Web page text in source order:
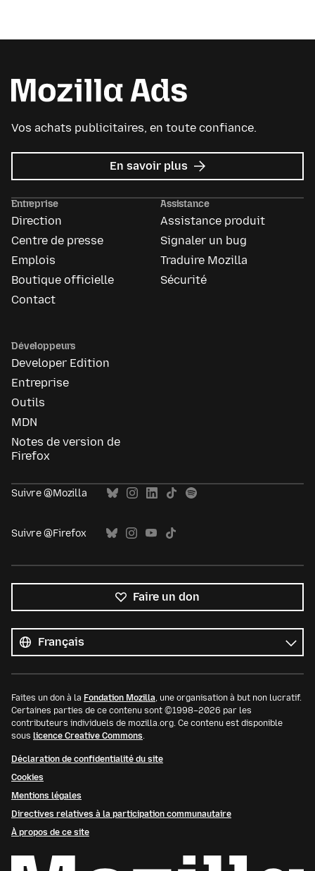
Vos achats publicitaires, en toute confiance.
En savoir plus sur
Mozilla
Entreprise
Direction
Centre de presse
Emplois
Boutique officielle
Contact
Assistance
Assistance produit
Signaler un bug
Traduire Mozilla
Sécurité
Développeurs
Developer Edition
Entreprise
Outils
MDN
Notes de version de
Firefox
Suivre @Mozilla
Suivre @Firefox
Faire un don
les
langues
Langue
Faites un don à la Fondation Mozilla, une organisation à but non lucratif.
Certaines parties de ce contenu sont ©1998–2026 par les
contributeurs individuels de mozilla.org. Ce contenu est disponible
sous licence Creative Commons.
Déclaration de confidentialité du site
Cookies
Mentions légales
Directives relatives à la participation communautaire
À propos de ce site